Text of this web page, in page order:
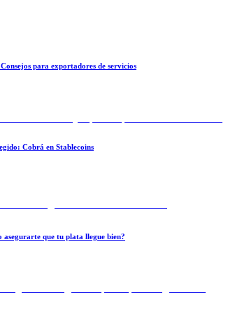
para exportadores de servicios
Cobrá en Stablecoins
que tu plata llegue bien?